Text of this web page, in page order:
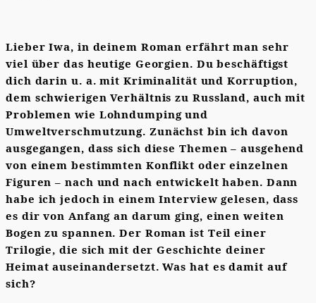
Lieber Iwa, in deinem Roman erfährt man sehr
viel über das heutige Georgien. Du beschäftigst
dich darin u. a. mit Kriminalität und Korruption,
dem schwierigen Verhältnis zu Russland, auch mit
Problemen wie Lohndumping und
Umweltverschmutzung. Zunächst bin ich davon
ausgegangen, dass sich diese Themen – ausgehend
von einem bestimmten Konflikt oder einzelnen
Figuren – nach und nach entwickelt haben. Dann
habe ich jedoch in einem Interview gelesen, dass
es dir von Anfang an darum ging, einen weiten
Bogen zu spannen. Der Roman ist Teil einer
Trilogie, die sich mit der Geschichte deiner
Heimat auseinandersetzt. Was hat es damit auf
sich?